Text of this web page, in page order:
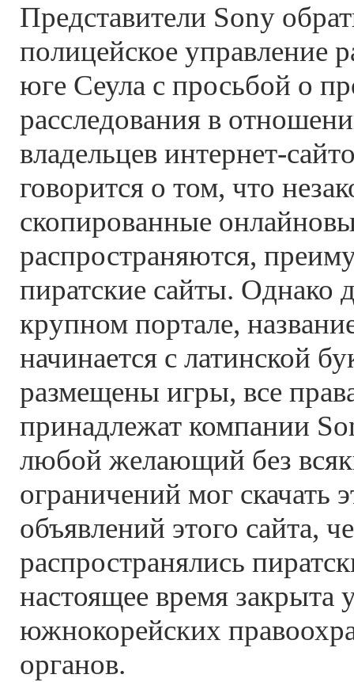
Представители Sony
полицейское управление
юге Сеула с просьбой о
расследования в
владельцев интернет-
говорится о том, что
скопированные
распространяются,
пиратские сайты. Однако
крупном портале,
начинается с латинской
размещены игры, все
принадлежат компании
любой желающий без
ограничений мог скачать
объявлений этого сайта,
распространялись
настоящее время закрыта
южнокорейских
органов.